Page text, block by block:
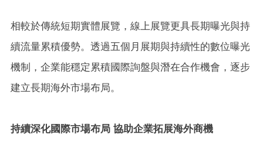
相較於傳統短期實體展覽，線上展覽更具長期曝光與持
續流量累積優勢。透過五個月展期與持續性的數位曝光
機制，企業能穩定累積國際詢盤與潛在合作機會，逐步
建立長期海外市場布局。
持續深化國際市場布局 協助企業拓展海外商機